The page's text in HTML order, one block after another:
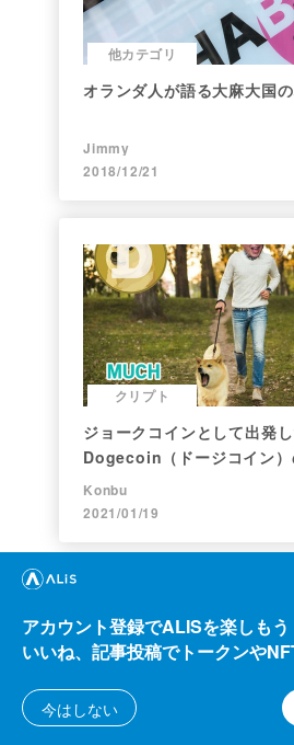
他カテゴリ
オランダ人が語る大麻大国
Jimmy
2018/12/21
クリプト
ジョークコインとして出発
Dogecoin（ドージコイン）
まで。注目される非証券性🐶
Konbu
2021/01/19
アカウント登録でALISを楽しもう
いいね、記事投稿でトークンや
今はしない